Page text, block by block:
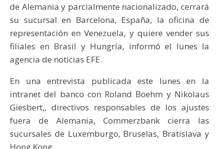
de Alemania y parcialmente nacionalizado, cerrará
su sucursal en Barcelona, España, la oficina de
representación en Venezuela, y quiere vender sus
filiales en Brasil y Hungría, informó el lunes la
agencia de noticias EFE.
En una entrevista publicada este lunes en la
intranet del banco con Roland Boehm y Nikolaus
Giesbert,, directivos responsables de los ajustes
fuera de Alemania, Commerzbank cierra las
sucursales de Luxemburgo, Bruselas, Bratislava y
Hong Kong.